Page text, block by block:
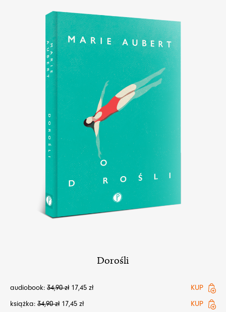
Dorośli
audiobook: 34,90zł 17,45 zł
KUP
książka: 34,90zł 17,45 zł KUP